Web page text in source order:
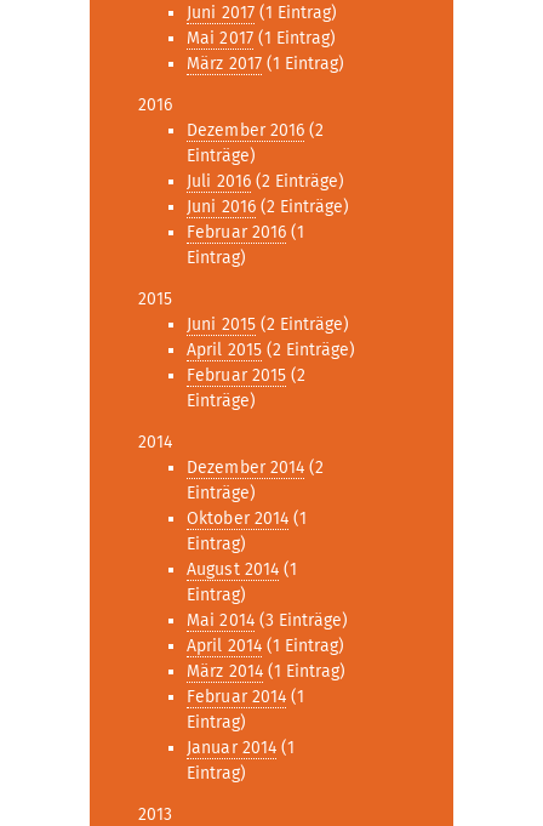
Juni 2017(1 Eintrag)
Mai 2017(1 Eintrag)
März 2017(1 Eintrag)
2016
Dezember 2016 (2
Einträge)
Juli 2016(2 Einträge)
Juni 2016(2 Einträge)
Februar 2016 (1
Eintrag)
2015
Juni 2015(2 Einträge)
April 2015 (2 Einträge)
Februar 2015 (2
Einträge)
2014
Dezember 2014 (2
Einträge)
Oktober 2014 (1
Eintrag)
August 2014 (1
Eintrag)
Mai 2014(3 Einträge)
April 2014 (1 Eintrag)
März 2014(1 Eintrag)
Februar 2014 (1
Eintrag)
Januar 2014 (1
Eintrag)
2013